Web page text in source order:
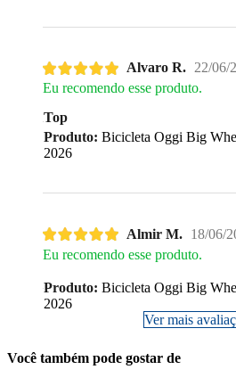
Alvaro R. 22/06/
Eu recomendo esse produto.
Top
Produto: Bicicleta Oggi Big
2026
Almir M. 18/06/
Eu recomendo esse produto.
Produto: Bicicleta Oggi Big
2026
Ver mais
Você também pode gostar de